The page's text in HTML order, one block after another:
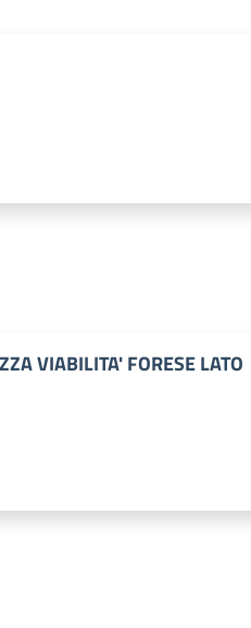
VIABILITA' FORESE LATO